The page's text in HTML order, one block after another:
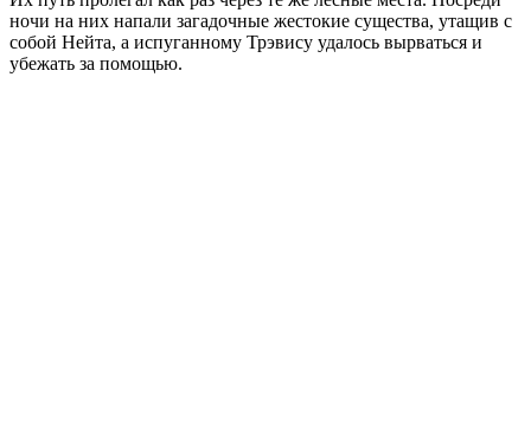
ночи на них напали загадочные жестокие существа, утащив с
собой Нейта, а испуганному Трэвису удалось вырваться и
убежать за помощью.